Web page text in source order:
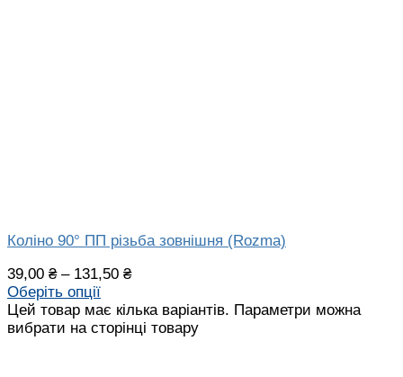
Коліно 90° ПП різьба зовнішня (Rozma)
39,00 ₴– 131,50 ₴
Оберіть опції
Цей товар має кілька варіантів. Параметри можна
вибрати на сторінці товару